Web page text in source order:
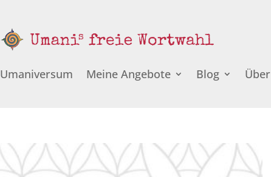
Umaniversum Meine Angebote Blog